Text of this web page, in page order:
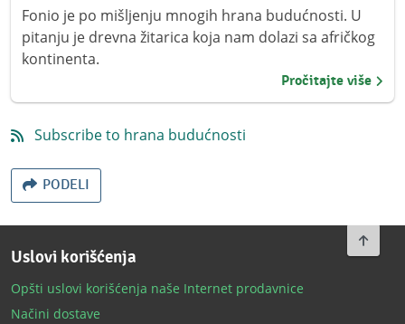
Fonio je po mišljenju mnogih hrana budućnosti. U
pitanju je drevna žitarica koja nam dolazi sa afričkog
kontinenta.
Pročitajte više
Subscribe to hrana budućnosti
PODELI
Uslovi korišćenja
Opšti uslovi korišćenja naše Internet prodavnice
Načini dostave
To top